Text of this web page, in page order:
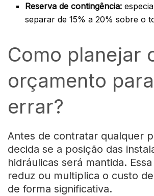
Reserva de contingência:
separar de 15% a 20% sobre o
Como planejar
orçamento
errar?
Antes de contratar qualquer
decida se a posição das
hidráulicas será mantida.
reduz ou multiplica o custo
de forma significativa.